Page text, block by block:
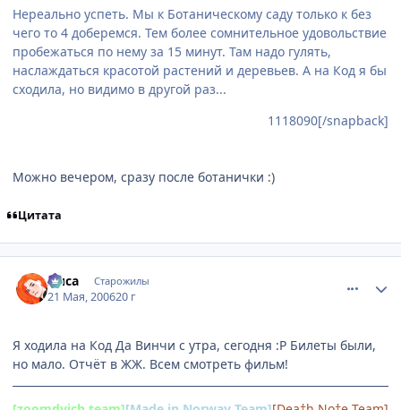
Нереально успеть. Мы к Ботаническому саду только к без
чего то 4 доберемся. Тем более сомнительное удовольствие
пробежаться по нему за 15 минут. Там надо гулять,
наслаждаться красотой растений и деревьев. А на Код я бы
сходила, но видимо в другой раз...
1118090[/snapback]
Можно вечером, сразу после ботанички :)
Цитата
Лиса Старожилы
21 Мая, 200620 г
Я ходила на Код Да Винчи с утра, сегодня :Р Билеты были,
но мало. Отчёт в ЖЖ. Всем смотреть фильм!